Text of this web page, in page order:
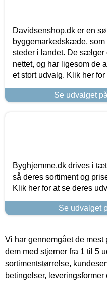
Davidsenshop.dk er en
byggemarkedskæde,
steder i landet. De sælger
nettet, og har ligesom de
et stort udvalg. Klik her
Se udvalget
Byghjemme.dk drives i
så deres sortiment og
Klik her for at se deres
Se udvalget
Vi har gennemgået de
dem med stjerner fra 1 til 5
sortimentstørrelse,
betingelser,